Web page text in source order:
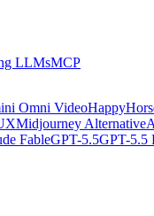
LLMsMCP
Omni Video
Midjourney Alternative
FableGPT-5.5GPT-5.5